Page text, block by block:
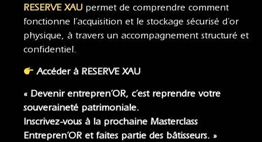
RESERVE XAU permet de comprendre comment
fonctionne l’acquisition et le stockage sécurisé d’or
physique, à travers un accompagnement structuré et
confidentiel.
Accéder à RESERVE XAU
« Devenir entrepren’OR, c’est reprendre votre
souveraineté patrimoniale.
Inscrivez-vous à la prochaine Masterclass
Entrepren’OR et faites partie des bâtisseurs. »